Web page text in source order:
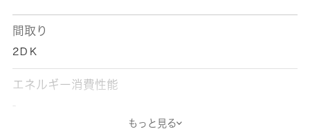
間取り
2ＤＫ
エネルギー消費性能
-
もっと見る